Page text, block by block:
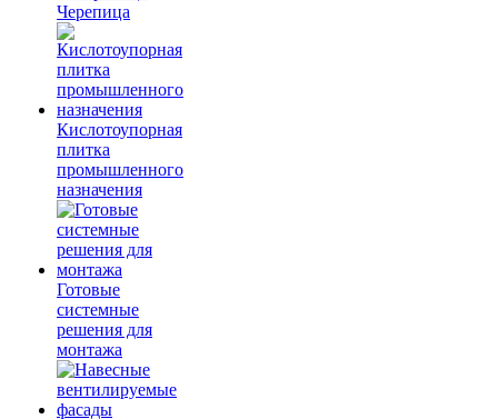
Черепица
Кислотоупорная
плитка
промышленного
назначения
Готовые
системные
решения для
монтажа